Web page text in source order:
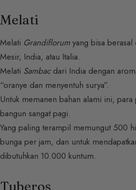
Melati
Melati Grandiflorumyang bisa berasal
Mesir, India, atau Italia.
Melati Sambacdari India dengan
“oranye dan menyentuh surya”.
Untuk memanen bahan alami ini, para
bangun sangat pagi.
Yang paling terampil memungut 500
bunga per jam, dan untuk
dibutuhkan 10.000 kuntum.
Tuberos